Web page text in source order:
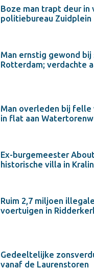
Boze man trapt deur in
politiebureau Zuidplein
Man ernstig gewond
Rotterdam; verdachte
Man overleden bij felle
in flat aan
Ex-burgemeester
historische villa in
Ruim 2,7 miljoen
voertuigen in
Gedeeltelijke
vanaf de Laurenstoren